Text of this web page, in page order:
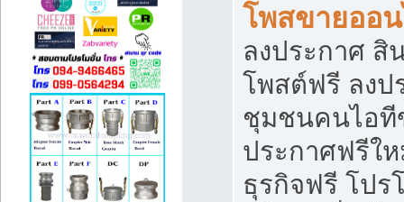
โพสขายออ
ลงประกาศ สิ
โพสต์ฟรี ลงป
ชุมชนคนไอที
ประกาศฟรีใ
ธุรกิจฟรี โป